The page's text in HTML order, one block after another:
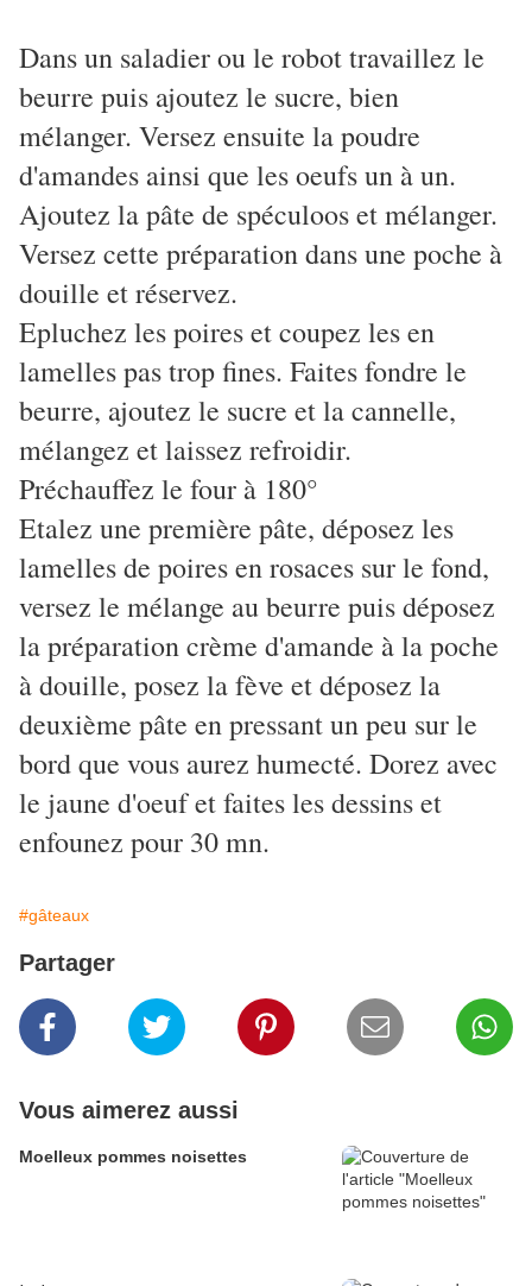
Dans un saladier ou le robot travaillez le
beurre puis ajoutez le sucre, bien
mélanger. Versez ensuite la poudre
d'amandes ainsi que les oeufs un à un.
Ajoutez la pâte de spéculoos et mélanger.
Versez cette préparation dans une poche à
douille et réservez.
Epluchez les poires et coupez les en
lamelles pas trop fines. Faites fondre le
beurre, ajoutez le sucre et la cannelle,
mélangez et laissez refroidir.
Préchauffez le four à 180°
Etalez une première pâte, déposez les
lamelles de poires en rosaces sur le fond,
versez le mélange au beurre puis déposez
la préparation crème d'amande à la poche
à douille, posez la fève et déposez la
deuxième pâte en pressant un peu sur le
bord que vous aurez humecté. Dorez avec
le jaune d'oeuf et faites les dessins et
enfounez pour 30 mn.
#gâteaux
Partager
Vous aimerez aussi
Moelleux pommes noisettes